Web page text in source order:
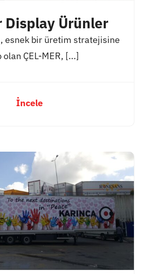
Display Ürünler
esnek bir üretim stratejisine
olan ÇEL-MER, [...]
İncele